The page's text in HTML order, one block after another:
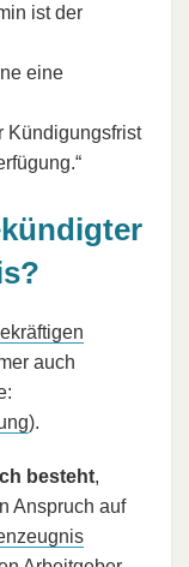
ist der
eine
Kündigungsfrist
auch
).
besteht,
Anspruch auf